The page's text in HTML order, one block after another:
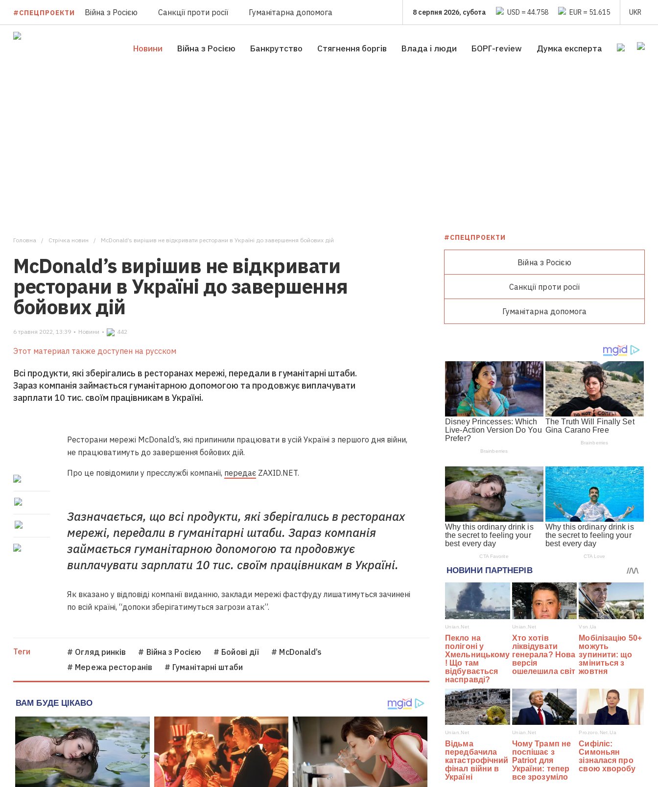
#СПЕЦПРОЕКТИ Війна з Росією Санкції проти росії Гуманітарна допомога 8 серпня 2026, субота USD = 44.758 EUR = 51.615 UKR
Новини Війна з Росією Банкрутство Стягнення боргiв Влада i люди БОРГ-review Думка експерта
Головна Стрічка новин McDonald’s вирішив не відкривати ресторани в Україні до завершення бойових дій
McDonald’s вирішив не відкривати
ресторани в Україні до завершення
бойових дій
6 травня 2022, 13:39 • Новини • 442
Этот материал также доступен на русском
Всі продукти, які зберігались в ресторанах мережі, передали в гуманітарні штаби.
Зараз компанія займається гуманітарною допомогою та продовжує виплачувати
зарплати 10 тис. своїм працівникам в Україні.
Ресторани мережі McDonald’s, які припинили працювати в усій Україні з першого дня війни,
не працюватимуть до завершення бойових дій.
Про це повідомили у пресслужбі компанії, передає ZAXID.NET.
Зазначається, що всі продукти, які зберігались в ресторанах
мережі, передали в гуманітарні штаби. Зараз компанія
займається гуманітарною допомогою та продовжує
виплачувати зарплати 10 тис. своїм працівникам в Україні.
Як вказано у відповіді компанії виданню, заклади мережі фастфуду лишатимуться зачинені
по всій країні, “допоки зберігатимуться загрози атак”.
Теги # Огляд ринків # Війна з Росією # Бойові дії
# McDonald’s
# Мережа ресторанів
# Гуманітарні штаби
#СПЕЦПРОЕКТИ
Війна з Росією
Санкції проти росії
Гуманітарна допомога